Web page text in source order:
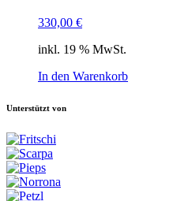
330,00 €
inkl. 19 % MwSt.
In den Warenkorb
Unterstützt von